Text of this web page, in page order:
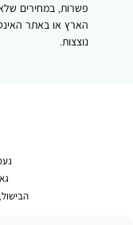
הארץ או באתר
נוצצות.